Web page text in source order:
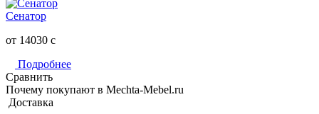
Сенатор
от 14030 c
Подробнее
Сравнить
Почему покупают в Mechta-Mebel.ru
Доставка